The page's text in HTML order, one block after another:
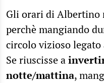
Gli orari di Albertino
perchè mangiando
circolo vizioso
Se riuscisse a
notte/mattina,